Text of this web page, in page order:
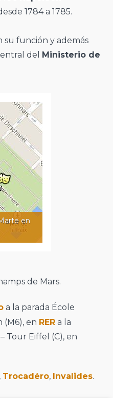
1784 a 1785.
función y además
del Ministerio de
en
de Mars.
a la parada École
(M6), en RER a la
Tour Eiffel (C), en
, Trocadéro, Invalides.